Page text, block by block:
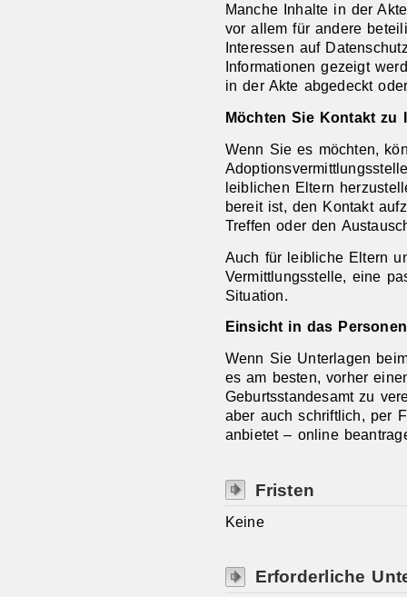
Manche Inhalte in der
vor allem für andere
Interessen auf
Informationen gezeigt
in der Akte abgedeckt
Möchten Sie Kontakt zu
Wenn Sie es möchten,
leiblichen Eltern
bereit ist, den Kontakt
Treffen oder den
Auch für leibliche Eltern
Vermittlungsstelle, eine
Situation.
Einsicht in das
Wenn Sie Unterlagen
es am besten, vorher
Geburtsstandesamt zu
aber auch schriftlich, per
anbietet – online
Fristen
Keine
Erforderliche